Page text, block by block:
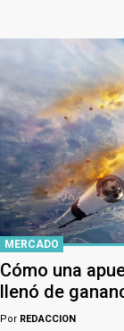
MERCADO
Cómo una
llenó de
Por REDACCION